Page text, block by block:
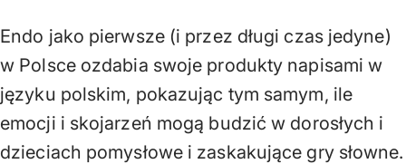
Endo jako pierwsze (i przez długi czas jedyne)
w Polsce ozdabia swoje produkty napisami w
języku polskim, pokazując tym samym, ile
emocji i skojarzeń mogą budzić w dorosłych i
dzieciach pomysłowe i zaskakujące gry słowne.